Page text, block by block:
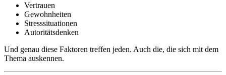
Vertrauen
Gewohnheiten
Stresssituationen
Autoritätsdenken
Und genau diese Faktoren treffen jeden. Auch die, die sich mit dem
Thema auskennen.